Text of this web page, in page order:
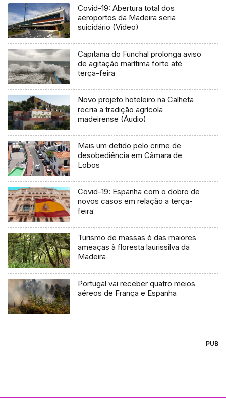
Covid-19: Abertura total dos
aeroportos da Madeira seria
suicidário (Vídeo)
Capitania do Funchal prolonga aviso
de agitação marítima forte até
terça-feira
Novo projeto hoteleiro na Calheta
recria a tradição agrícola
madeirense (Áudio)
Mais um detido pelo crime de
desobediência em Câmara de
Lobos
Covid-19: Espanha com o dobro de
novos casos em relação a terça-
feira
Turismo de massas é das maiores
ameaças à floresta laurissilva da
Madeira
Portugal vai receber quatro meios
aéreos de França e Espanha
PUB